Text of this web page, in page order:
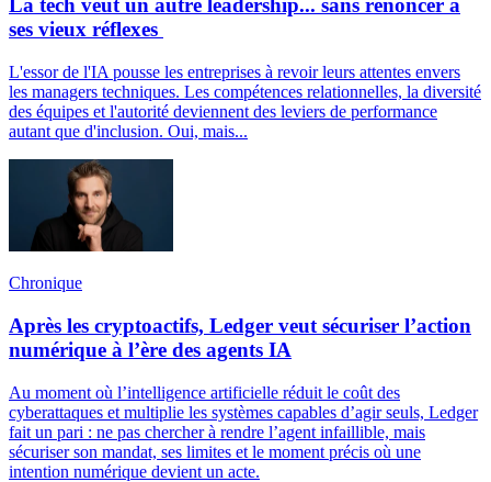
La tech veut un autre leadership... sans renoncer à
ses vieux réflexes
L'essor de l'IA pousse les entreprises à revoir leurs attentes envers
les managers techniques. Les compétences relationnelles, la diversité
des équipes et l'autorité deviennent des leviers de performance
autant que d'inclusion. Oui, mais...
Chronique
Après les cryptoactifs, Ledger veut sécuriser l’action
numérique à l’ère des agents IA
Au moment où l’intelligence artificielle réduit le coût des
cyberattaques et multiplie les systèmes capables d’agir seuls, Ledger
fait un pari : ne pas chercher à rendre l’agent infaillible, mais
sécuriser son mandat, ses limites et le moment précis où une
intention numérique devient un acte.